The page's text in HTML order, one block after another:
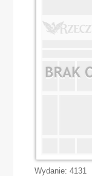
Wydanie: 4131